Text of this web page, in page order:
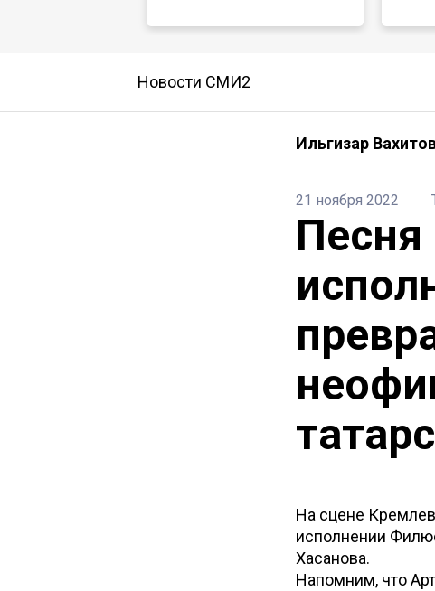
Новости СМИ2
Ильгизар
21 ноября 2022
На сцене
исполнении
Хасанова.
Напомним, что